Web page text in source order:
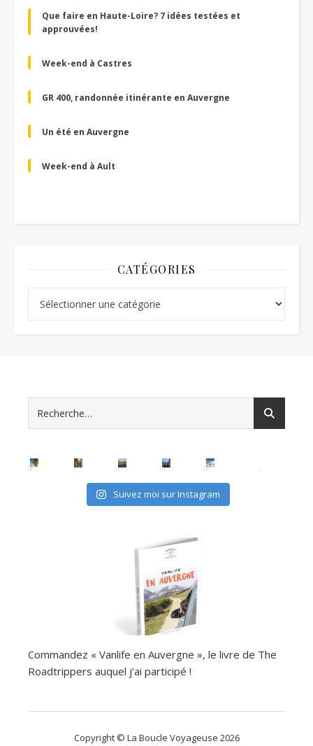
Que faire en Haute-Loire? 7 idées testées et
approuvées!
Week-end à Castres
GR 400, randonnée itinérante en Auvergne
Un été en Auvergne
Week-end à Ault
CATÉGORIES
Suivez moi sur Instagram
Commandez « Vanlife en Auvergne », le livre de The
Roadtrippers auquel j’ai participé !
Copyright © La Boucle Voyageuse 2026